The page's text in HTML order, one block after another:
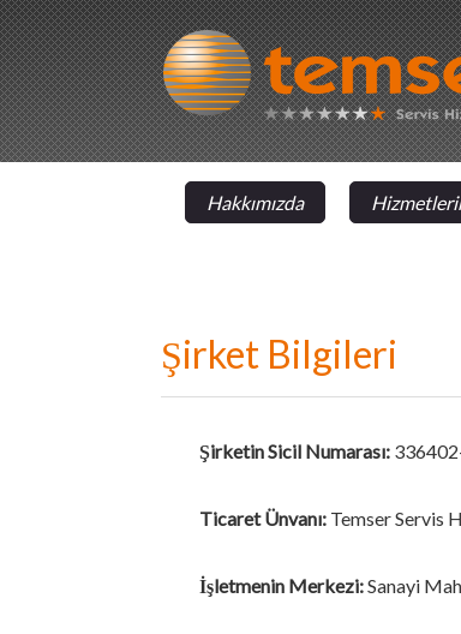
Hakkımızda
Şirket Bilgileri
Şirketin Sicil Numarası:
Ticaret Ünvanı: Temser Servis
İşletmenin Merkezi:Sanayi